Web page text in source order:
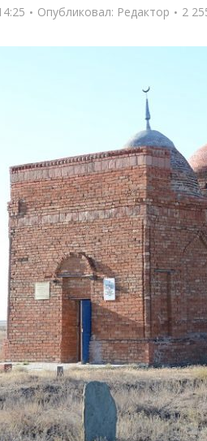
Опубликовал: Редактор 2